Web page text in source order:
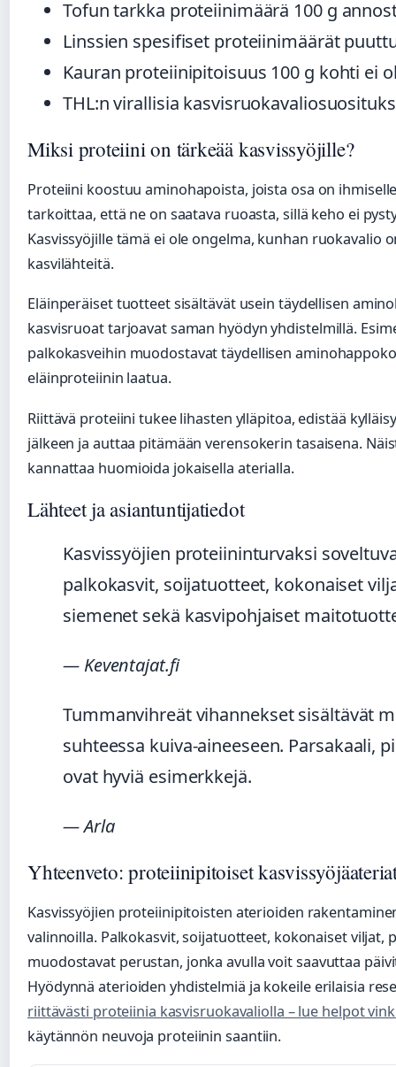
Tofun tarkka proteiinimäärä 100 g
Linssien spesifiset proteiinimäärät
Kauran proteiinipitoisuus 100 g kohti ei
THL:n virallisia
Miksi proteiini on tärkeää kasvissyöjille?
Proteiini koostuu aminohapoista, joista osa on
tarkoittaa, että ne on saatava ruoasta, sillä keho ei
Kasvissyöjille tämä ei ole ongelma, kunhan ruokavalio
kasvilähteitä.
Eläinperäiset tuotteet sisältävät usein täydellisen
kasvisruoat tarjoavat saman hyödyn yhdistelmillä.
palkokasveihin muodostavat täydellisen
eläinproteiinin laatua.
Riittävä proteiini tukee lihasten ylläpitoa, edistää
jälkeen ja auttaa pitämään verensokerin tasaisena.
kannattaa huomioida jokaisella aterialla.
Lähteet ja asiantuntijatiedot
Kasvissyöjien proteiininturvaksi
palkokasvit, soijatuotteet, kokonaiset
siemenet sekä kasvipohjaiset
— Keventajat.fi
Tummanvihreät vihannekset sisältävät
suhteessa kuiva-aineeseen. Parsakaali,
ovat hyviä esimerkkejä.
— Arla
Yhteenveto: proteiinipitoiset
Kasvissyöjien proteiinipitoisten aterioiden
valinnoilla. Palkokasvit, soijatuotteet, kokonaiset viljat,
muodostavat perustan, jonka avulla voit saavuttaa
Hyödynnä aterioiden yhdistelmiä ja kokeile erilaisia
riittävästi proteiinia kasvisruokavaliolla – lue helpot
käytännön neuvoja proteiinin saantiin.